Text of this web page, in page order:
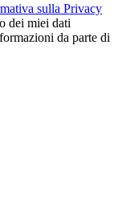
sulla Privacy
dei miei dati
da parte di